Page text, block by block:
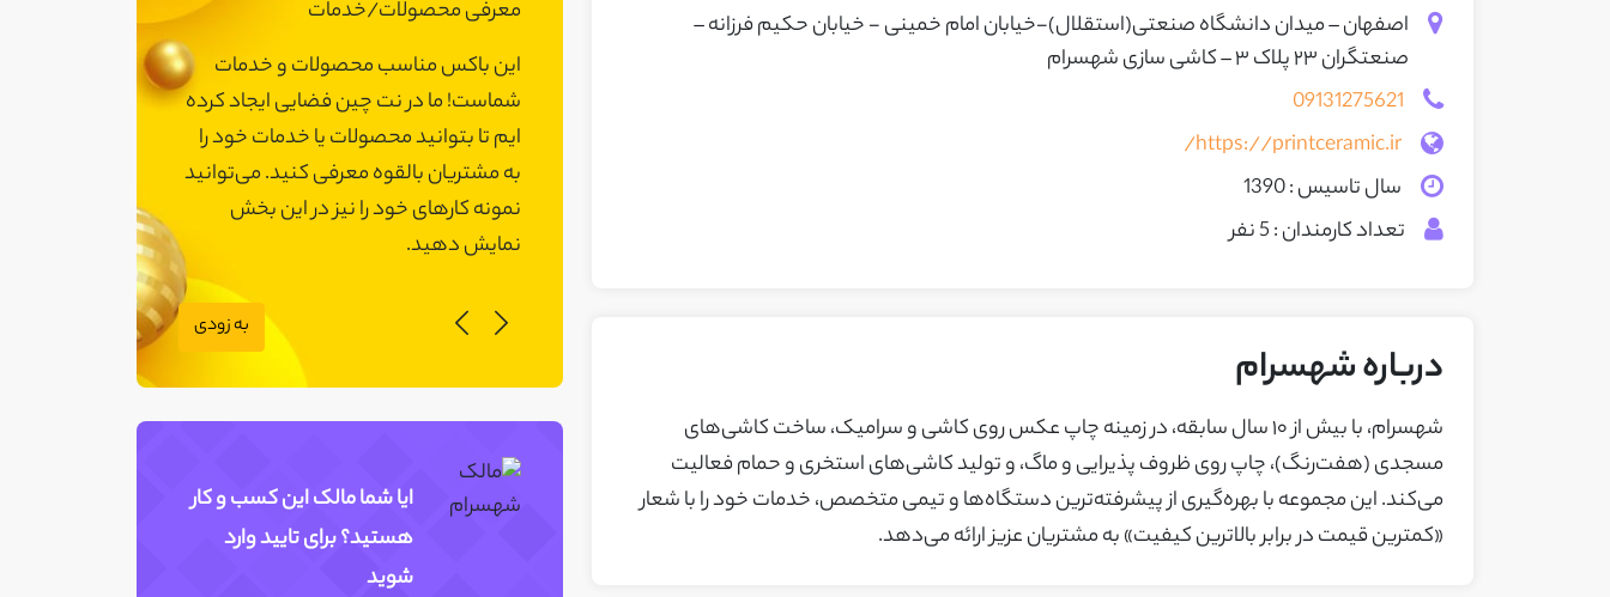
اصفهان – میدان دانشگاه صنعتی(استقلال)-خیابان امام خمینی - خیابان حکیم فرزانه –
صنعتگران ۲۳ پلاک ۳ – کاشی سازی شهسرام
09131275621
https://printceramic.ir/
سال تاسیس : 1390
تعداد کارمندان : 5 نفر
درباره شهسرام
شهسرام، با بیش از ۱۰ سال سابقه، در زمینه چاپ عکس روی کاشی و سرامیک، ساخت کاشی‌های
مسجدی (هفت‌رنگ)، چاپ روی ظروف پذیرایی و ماگ، و تولید کاشی‌های استخری و حمام فعالیت
می‌کند. این مجموعه با بهره‌گیری از پیشرفته‌ترین دستگاه‌ها و تیمی متخصص، خدمات خود را با شعار
«کمترین قیمت در برابر بالاترین کیفیت» به مشتریان عزیز ارائه می‌دهد.
معرفی محصولات/خدمات
معرفی محصولات/خدمات
این باکس مناسب محصولات و خدمات
شماست! ما در نت چین فضایی ایجاد کرده
ایم تا بتوانید محصولات یا خدمات خود را
به مشتریان بالقوه معرفی کنید. می‌توانید
نمونه کارهای خود را نیز در این بخش
نمایش دهید.
شماست! ما در
نمونه کارهای
نمایش دهید.
به زودی
ایا شما مالک این کسب و کار
هستید؟ برای تایید وارد
شوید